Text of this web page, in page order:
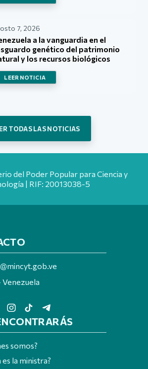
7, 2026
a la vanguardia en el
genético del patrimonio
y los recursos biológicos
LEER NOTICIA
TODAS LAS NOTICIAS
del Poder Popular para Ciencia y
| RIF: 20013038-5
Venezuela
somos?
es la ministra?